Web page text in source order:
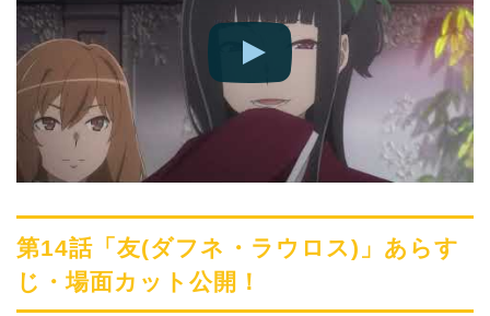
第14話「友(ダフネ・ラウロス)」あらす
じ・場面カット公開！